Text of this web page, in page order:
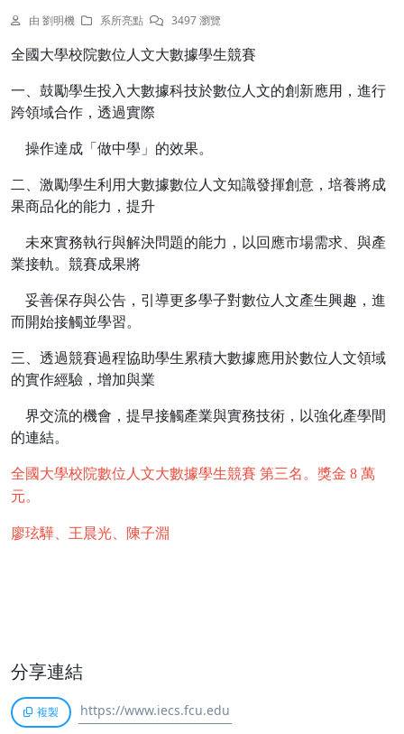
由 劉明機 系所亮點 3497 瀏覽
全國大學校院數位人文大數據學生競賽
一、鼓勵學生投入大數據科技於數位人文的創新應用，進行
跨領域合作，透過實際
操作達成「做中學」的效果。
二、激勵學生利用大數據數位人文知識發揮創意，培養將成
果商品化的能力，提升
未來實務執行與解決問題的能力，以回應市場需求、與產
業接軌。競賽成果將
妥善保存與公告，引導更多學子對數位人文產生興趣，進
而開始接觸並學習。
三、透過競賽過程協助學生累積大數據應用於數位人文領域
的實作經驗，增加與業
界交流的機會，提早接觸產業與實務技術，以強化產學間
的連結。
全國大學校院數位人文大數據學生競賽 第三名。獎金 8 萬
元。
廖玹驊、王晨光、陳子淵
分享連結
複製